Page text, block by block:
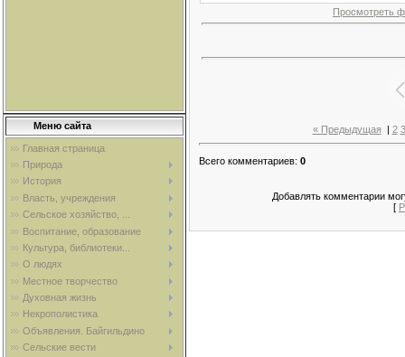
Меню сайта
Главная страница
Природа
История
Власть, учреждения
Сельское хозяйство, ...
Воспитание, образование
Культура, библиотеки...
О людях
Местное творчество
Духовная жизнь
Некрополистика
Объявления. Байгильдино
Сельские вести
Просмотреть
« Предыдущая 2 3
Всего комментариев: 0
Добавлять комментарии
[